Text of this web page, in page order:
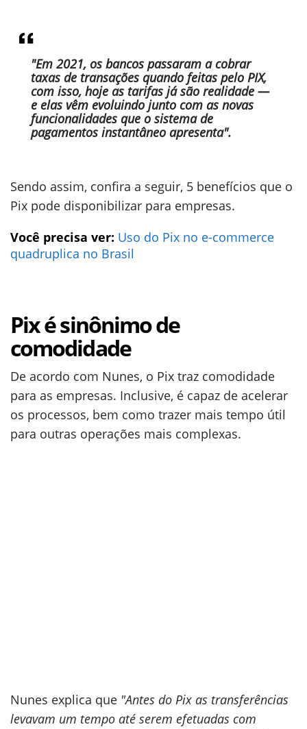
"Em 2021, os bancos passaram a cobrar
taxas de transações quando feitas pelo PIX,
com isso, hoje as tarifas já são realidade —
e elas vêm evoluindo junto com as novas
funcionalidades que o sistema de
pagamentos instantâneo apresenta".
Sendo assim, confira a seguir, 5 benefícios que o
Pix pode disponibilizar para empresas.
Você precisa ver: Uso do Pix no e-commerce
quadruplica no Brasil
Pix é sinônimo de
comodidade
De acordo com Nunes, o Pix traz comodidade
para as empresas. Inclusive, é capaz de acelerar
os processos, bem como trazer mais tempo útil
para outras operações mais complexas.
Nunes explica que "Antes do Pix as transferências
levavam um tempo até serem efetuadas com